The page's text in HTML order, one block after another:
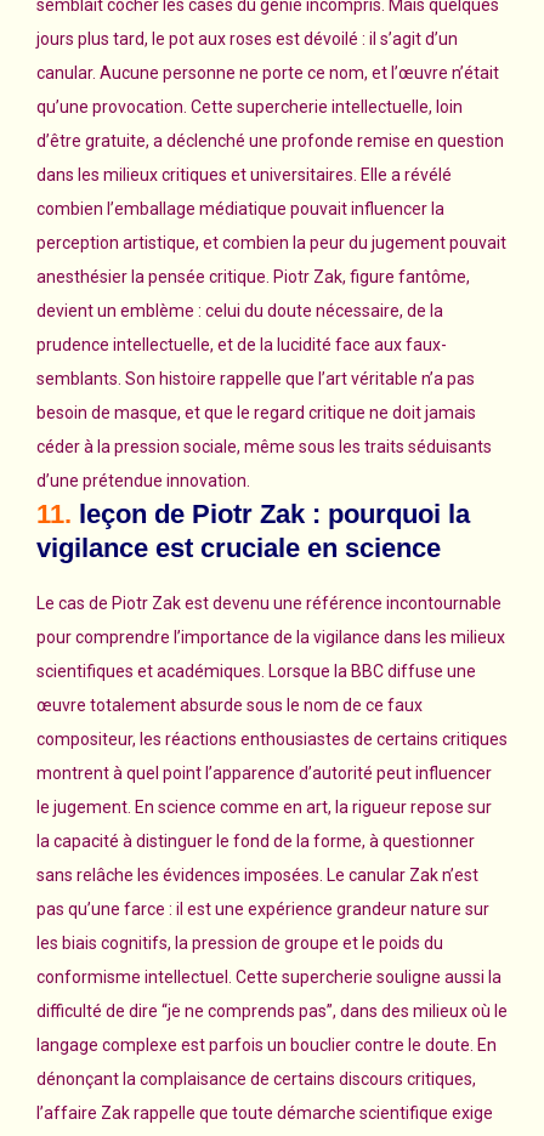
semblait cocher les cases du génie incompris. Mais quelques
jours plus tard, le pot aux roses est dévoilé : il s’agit d’un
canular. Aucune personne ne porte ce nom, et l’œuvre n’était
qu’une provocation. Cette supercherie intellectuelle, loin
d’être gratuite, a déclenché une profonde remise en question
dans les milieux critiques et universitaires. Elle a révélé
combien l’emballage médiatique pouvait influencer la
perception artistique, et combien la peur du jugement pouvait
anesthésier la pensée critique. Piotr Zak, figure fantôme,
devient un emblème : celui du doute nécessaire, de la
prudence intellectuelle, et de la lucidité face aux faux-
semblants. Son histoire rappelle que l’art véritable n’a pas
besoin de masque, et que le regard critique ne doit jamais
céder à la pression sociale, même sous les traits séduisants
d’une prétendue innovation.
11. leçon de Piotr Zak : pourquoi la
vigilance est cruciale en science
Le cas de Piotr Zak est devenu une référence incontournable
pour comprendre l’importance de la vigilance dans les milieux
scientifiques et académiques. Lorsque la BBC diffuse une
œuvre totalement absurde sous le nom de ce faux
compositeur, les réactions enthousiastes de certains critiques
montrent à quel point l’apparence d’autorité peut influencer
le jugement. En science comme en art, la rigueur repose sur
la capacité à distinguer le fond de la forme, à questionner
sans relâche les évidences imposées. Le canular Zak n’est
pas qu’une farce : il est une expérience grandeur nature sur
les biais cognitifs, la pression de groupe et le poids du
conformisme intellectuel. Cette supercherie souligne aussi la
difficulté de dire “je ne comprends pas”, dans des milieux où le
langage complexe est parfois un bouclier contre le doute. En
dénonçant la complaisance de certains discours critiques,
l’affaire Zak rappelle que toute démarche scientifique exige